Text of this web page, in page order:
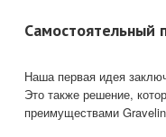
Самостоятельный
Наша первая идея
Это также решение,
преимуществами